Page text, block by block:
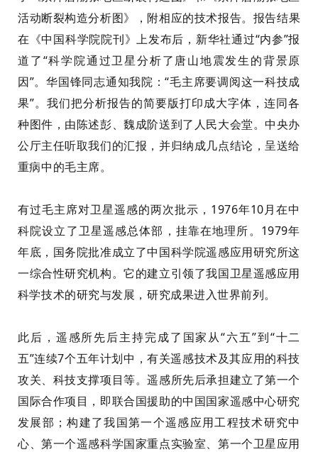
活动断裂构造分析图》， 附相应的技术报告。报告结果
在《中国科学院院刊》上发布后，新华社通过“内参”报
道了“科学院通过卫星分析了唐山地震发生的背景原
因”。华国锋同志通知我院：“毛主席要调阅这一科技成
果”。我们把分析报告的简要版打印成大字体，连同各
种图件，由陈述彭、魏成阶送到了人民大会堂。中央办
公厅主任听取我们的汇报，并归纳成几点结论， 呈送给
重病中的毛主席。
有过毛主席对卫星遥感的两次批示 ， 1976年10月在中
科院设立了卫星遥感总体部，挂靠在地理所。 1979年
年底 ， 国务院批准成立了中国科学院遥感应用研究所这
一综合性研究机构。它的建立引领了我国卫星遥感应用
科学技术的研究与发展 ， 研究成果进入世界前列。
此后，遥感所先后主持完成了国家从“六五”到“十二
五”连续7个五年计划中，有关遥感技术及其应用的科技
攻关、科技支撑项目等。遥感所先后承担建立了第一个
国际合作项目，即联合国援助的中国国家遥感中心研究
发展部；构建了我国第一个遥感应用工程技术研究中
心、第一个遥感科学国家重点实验室、第一个卫星应用